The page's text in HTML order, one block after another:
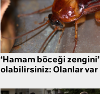
‘Hamam böceği zengini’
olabilirsiniz: Olanlar var